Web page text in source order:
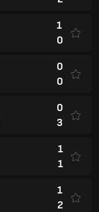
1
0
0
0
0
3
1
1
1
2